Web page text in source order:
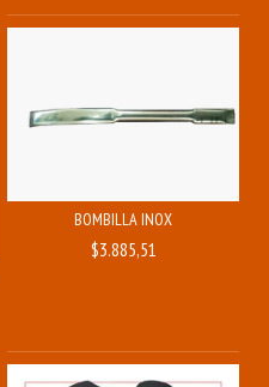
BOMBILLA INOX
$3.885,51